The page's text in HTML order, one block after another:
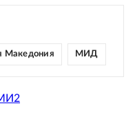
Македония МИД